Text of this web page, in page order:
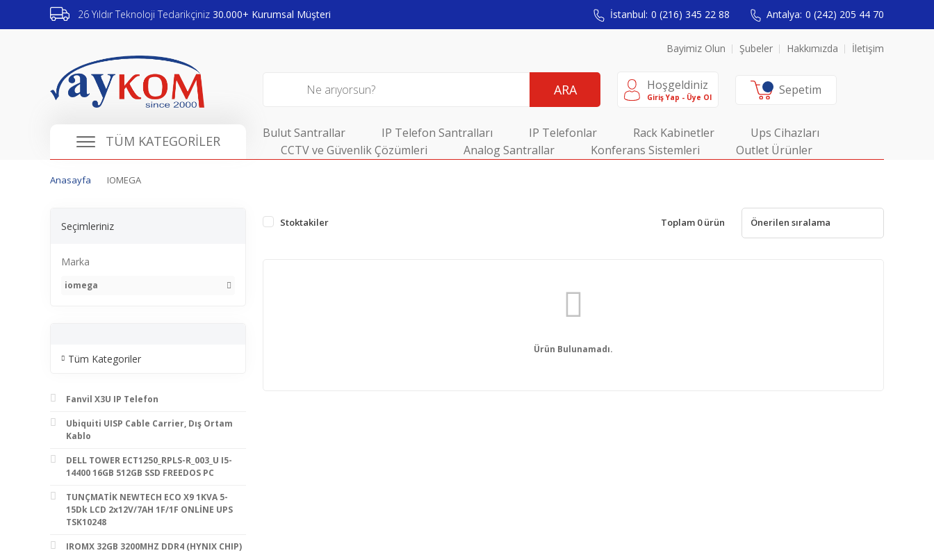
26 Yıldır Teknoloji Tedarikçiniz 30.000+ Kurumsal Müşteri İstanbul: 0 (216) 345 22 88 Antalya: 0 (242) 205 44 70
Bayimiz Olun Şubeler Hakkımızda İletişim
ARA Hoşgeldiniz
Giriş Yap - Üye Ol Sepetim
TÜM KATEGORİLER Bulut Santrallar IP Telefon Santralları IP Telefonlar Rack Kabinetler
Ups Cihazları
CCTV ve Güvenlik Çözümleri
Analog Santrallar Konferans Sistemleri Outlet Ürünler
Anasayfa IOMEGA
Seçimleriniz
Marka
iomega
Tüm Kategoriler
Fanvil X3U IP Telefon
Ubiquiti UISP Cable Carrier, Dış Ortam
Kablo
DELL TOWER ECT1250_RPLS-R_003_U I5-
14400 16GB 512GB SSD FREEDOS PC
TUNÇMATİK NEWTECH ECO X9 1KVA 5-
15Dk LCD 2x12V/7AH 1F/1F ONLİNE UPS
TSK10248
IROMX 32GB 3200MHZ DDR4 (HYNIX CHIP)
Stoktakiler Toplam 0 ürün
Ürün Bulunamadı.